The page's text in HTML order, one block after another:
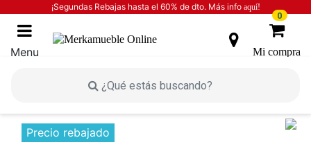
¡Segundas Rebajas hasta el 60% de dto. Más info aquí!
Menu
0
Mi compra
MESAS
Mesa comedor cristal color
Precio rebajado